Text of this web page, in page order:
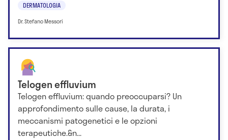
DERMATOLOGIA
Dr. Stefano Messori
Telogen effluvium
Telogen effluvium: quando preoccuparsi? Un
approfondimento sulle cause, la durata, i
meccanismi patogenetici e le opzioni
terapeutiche.&n...